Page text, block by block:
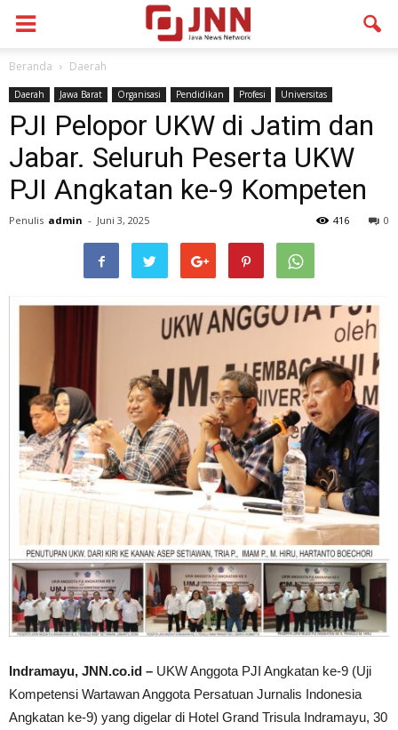
Beranda Daerah
Daerah Jawa Barat Organisasi Pendidikan Profesi Universitas
PJI Pelopor UKW di Jatim dan
Jabar. Seluruh Peserta UKW
PJI Angkatan ke-9 Kompeten
Penulis admin - Juni 3, 2025 0
416
Indramayu, JNN.co.id – UKW Anggota PJI Angkatan ke-9 (Uji
Kompetensi Wartawan Anggota Persatuan Jurnalis Indonesia
Angkatan ke-9) yang digelar di Hotel Grand Trisula Indramayu, 30